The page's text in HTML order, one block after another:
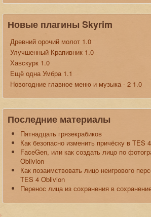
Новые плагины Skyrim
Древний орочий молот 1.0
Улучшенный Крапивник 1.0
Хавскурк 1.0
Ещё одна Умбра 1.1
Новогодние главное меню и музыка - 2 1.0
Последние материалы
Пятнадцать грязекрабиков
Как безопасно изменить причёску в TES
FaceGen, или как создать лицо по
Oblivion
Как позаимствовать лицо неигрового
TES 4 Oblivion
Перенос лица из сохранения в